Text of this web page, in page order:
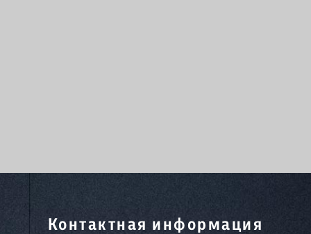
Контактная информация